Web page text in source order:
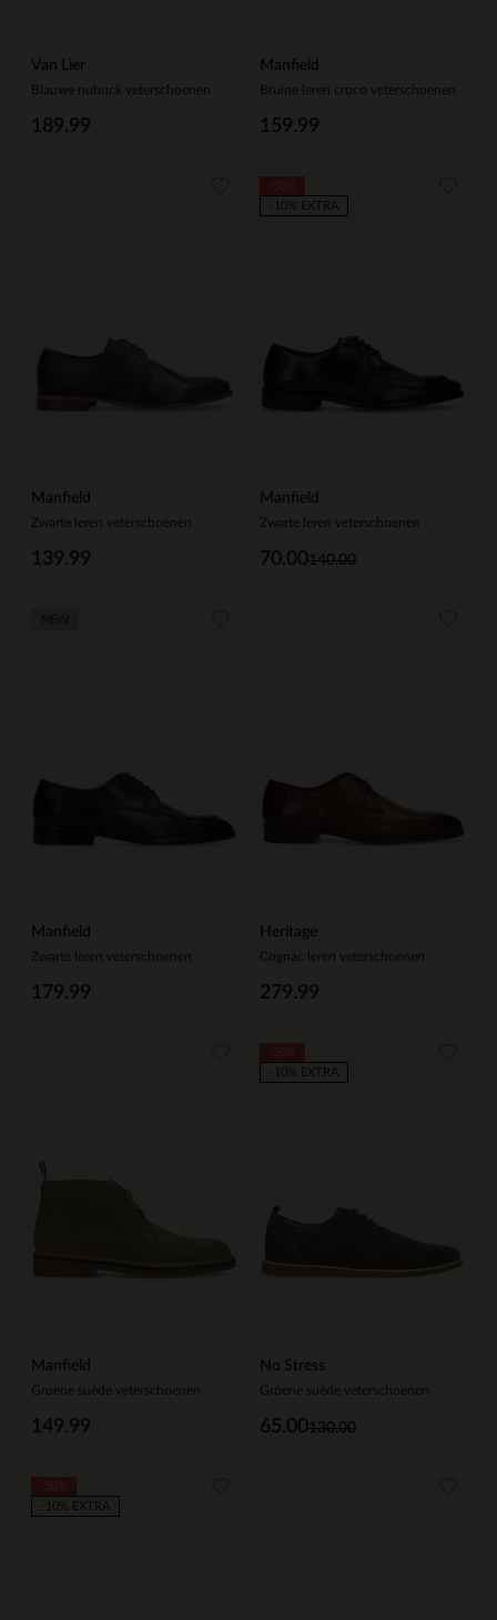
Van Lier
Blauwe nubuck veterschoenen
189.99
Manfield
Bruine leren croco veterschoenen
159.99
Manfield
Zwarte leren veterschoenen
139.99
Manfield
Zwarte leren veterschoenen
140.00
70.00
-10% EXTRA
Manfield
Zwarte leren veterschoenen
179.99
Heritage
Cognac leren veterschoenen
279.99
Manfield
Groene suède veterschoenen
149.99
No Stress
Groene suède veterschoenen
130.00
65.00
-10% EXTRA
-10% EXTRA